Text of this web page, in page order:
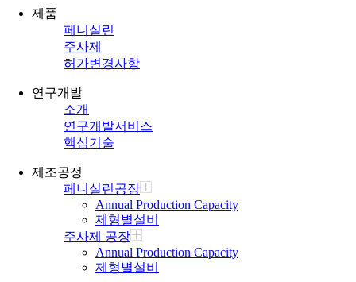
제품
페니실린
주사제
허가변경사항
연구개발
소개
연구개발서비스
핵심기술
제조공정
페니실린공장
Annual Production Capacity
제형별설비
주사제 공장
Annual Production Capacity
제형별설비